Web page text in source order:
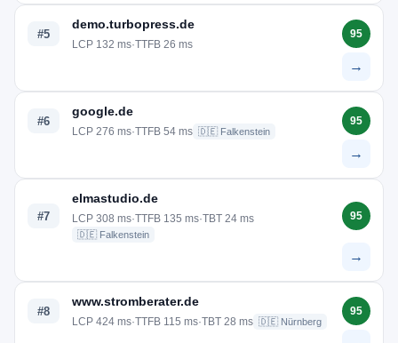
#5
demo.turbopress.de
LCP 132 ms·TTFB 26 ms
95
→
#6
google.de
LCP 276 ms·TTFB 54 ms 🇩🇪 Falkenstein
95
→
#7
elmastudio.de
LCP 308 ms·TTFB 135 ms·TBT 24 ms
🇩🇪 Falkenstein
95
→
#8
www.stromberater.de
LCP 424 ms·TTFB 115 ms·TBT 28 ms 🇩🇪 Nürnberg
95